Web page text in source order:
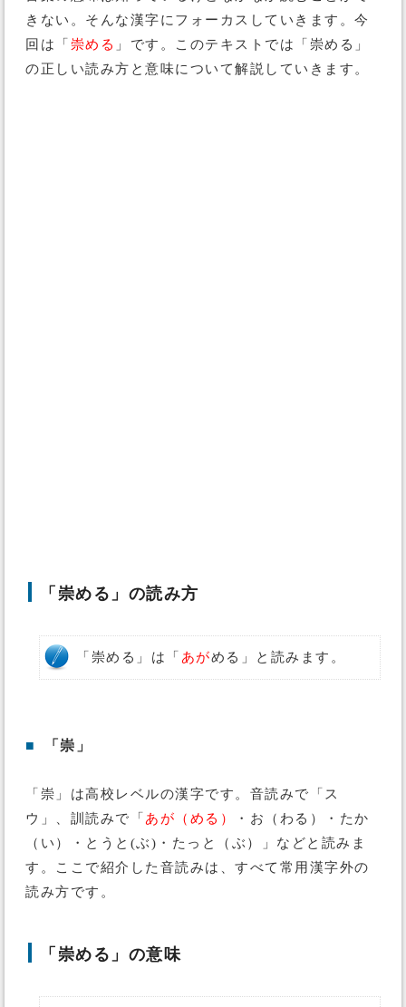
きない。そんな漢字にフォーカスしていきます。今
回は「 崇める 」です。このテキストでは「崇める」
の正しい読み方と意味について解説していきます。
「崇める」の読み方
「崇める」は「 あがめる」と読みます。
■ 「崇」
「崇」は高校レベルの漢字です。音読みで「ス
ウ」、訓読みで「 あが（める）
・お（わる）・たか
（い）・とうと(ぶ)・たっと（ぶ）」などと読みま
す。ここで紹介した音読みは、すべて常用漢字外の
読み方です。
「崇める」の意味